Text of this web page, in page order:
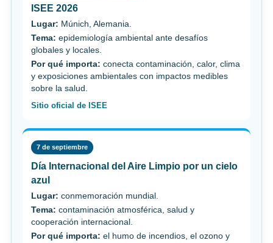
ISEE 2026
Lugar: Múnich, Alemania.
Tema: epidemiología ambiental ante desafíos
globales y locales.
Por qué importa: conecta contaminación, calor, clima
y exposiciones ambientales con impactos medibles
sobre la salud.
Sitio oficial de ISEE
7 de septiembre
Día Internacional del Aire Limpio por un cielo
azul
Lugar: conmemoración mundial.
Tema: contaminación atmosférica, salud y
cooperación internacional.
Por qué importa: el humo de incendios, el ozono y